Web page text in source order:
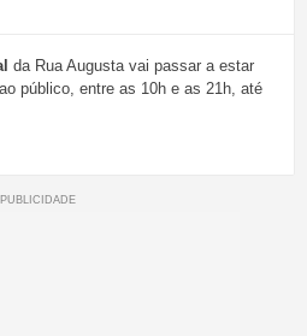
da Rua Augusta vai passar a estar
público, entre as 10h e as 21h, até